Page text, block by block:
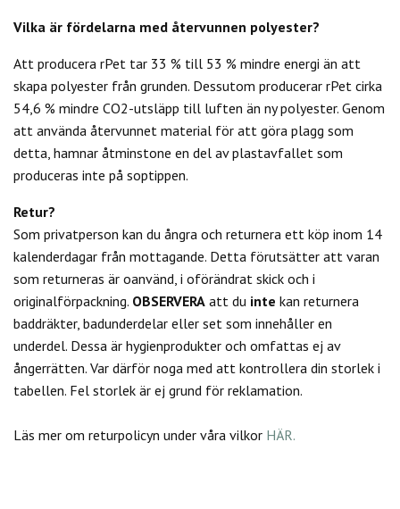
Vilka är fördelarna med återvunnen polyester?
Att producera rPet tar 33 % till 53 % mindre energi än att
skapa polyester från grunden. Dessutom producerar rPet cirka
54,6 % mindre CO2-utsläpp till luften än ny polyester. Genom
att använda återvunnet material för att göra plagg som
detta, hamnar åtminstone en del av plastavfallet som
produceras inte på soptippen.
Retur?
Som privatperson kan du ångra och returnera ett köp inom 14
kalenderdagar från mottagande. Detta förutsätter att varan
som returneras är oanvänd, i oförändrat skick och i
originalförpackning. OBSERVERA att du inte kan returnera
baddräkter, badunderdelar eller set som innehåller en
underdel. Dessa är hygienprodukter och omfattas ej av
ångerrätten. Var därför noga med att kontrollera din storlek i
tabellen. Fel storlek är ej grund för reklamation.
Läs mer om returpolicyn under våra vilkor HÄR.